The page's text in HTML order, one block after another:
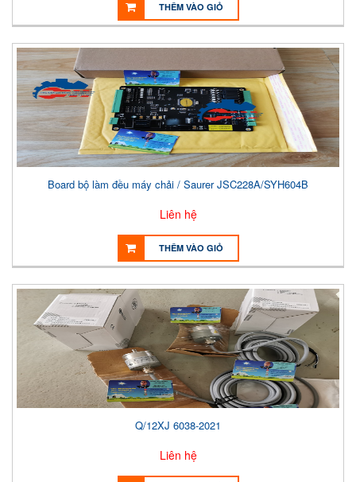
THÊM VÀO GIỎ
Board bộ làm đều máy chải / Saurer JSC228A/SYH604B
Liên hệ
THÊM VÀO GIỎ
Q/12XJ 6038-2021
Liên hệ